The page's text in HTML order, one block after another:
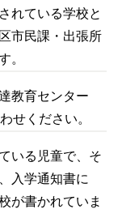
れている学校と
市民課・出張所
。
教育センター
せください。
いる児童で、そ
入学通知書に
が書かれていま